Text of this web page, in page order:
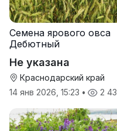
Семена ярового овса
Дебютный
Не указана
Краснодарский край
14 янв 2026, 15:23 • 2